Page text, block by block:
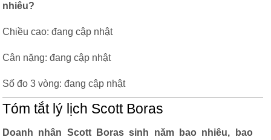
nhiêu?
Chiều cao: đang cập nhật
Cân nặng: đang cập nhật
Số đo 3 vòng: đang cập nhật
Tóm tắt lý lịch Scott Boras
Doanh nhân Scott Boras sinh năm bao nhiêu, bao